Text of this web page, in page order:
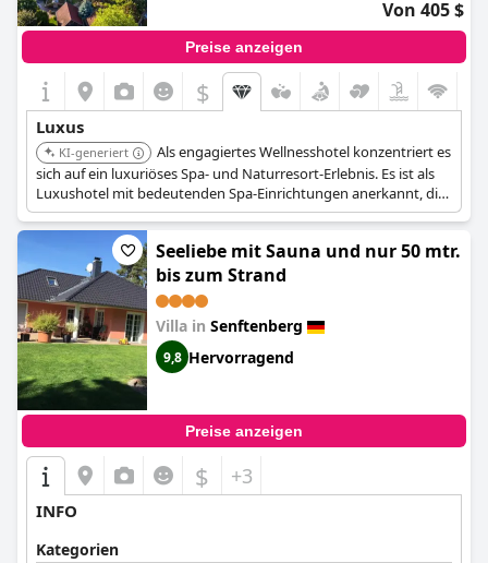
Von 405 $
Preise anzeigen
$
Luxus
KI-generiert
Als engagiertes Wellnesshotel konzentriert es
sich auf ein luxuriöses Spa- und Naturresort-Erlebnis. Es ist als
Luxushotel mit bedeutenden Spa-Einrichtungen anerkannt, die
auf Entspannung und Verjüngung ausgelegt sind.
Seeliebe mit Sauna und nur 50 mtr.
bis zum Strand
Villa in Senftenberg
9,8 Hervorragend
Preise anzeigen
$ +3
INFO
Kategorien